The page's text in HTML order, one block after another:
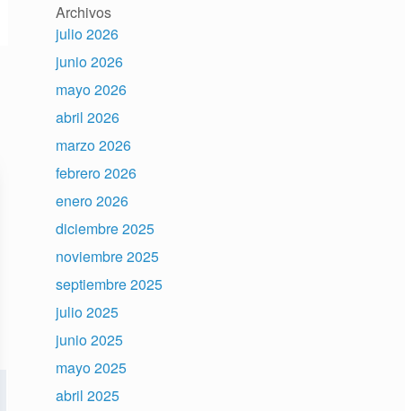
Archivos
julio 2026
junio 2026
mayo 2026
abril 2026
marzo 2026
febrero 2026
enero 2026
diciembre 2025
noviembre 2025
septiembre 2025
julio 2025
junio 2025
mayo 2025
abril 2025